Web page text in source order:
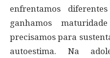
enfrentamos
ganhamos
precisamos para
autoestima. Na